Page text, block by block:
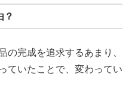
？
の完成を追求するあまり、
ていたことで、変わってい